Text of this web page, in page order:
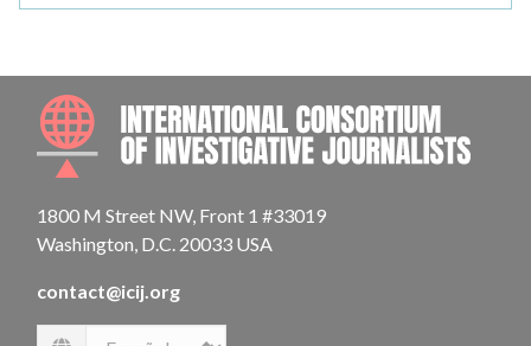
1800 M Street NW, Front 1 #33019
Washington, D.C. 20033 USA
contact@icij.org